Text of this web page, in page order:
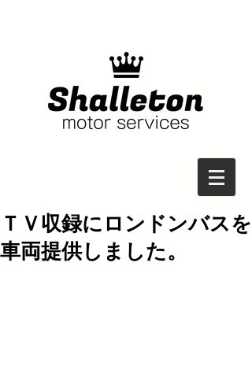
ＴＶ収録にロンドンバスを
車両提供しました。